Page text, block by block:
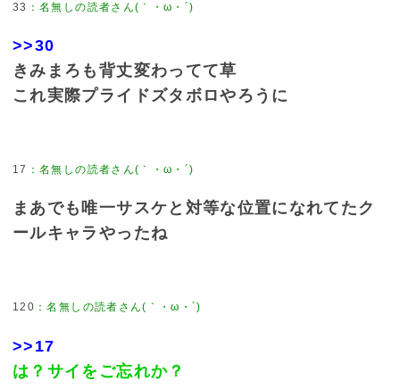
33
>>30
きみまろも背丈変わってて草
これ実際プライドズタボロやろうに
17
まあでも唯一サスケと対等な位置になれてたク
ールキャラやったね
120
>>17
は？サイをご忘れか？